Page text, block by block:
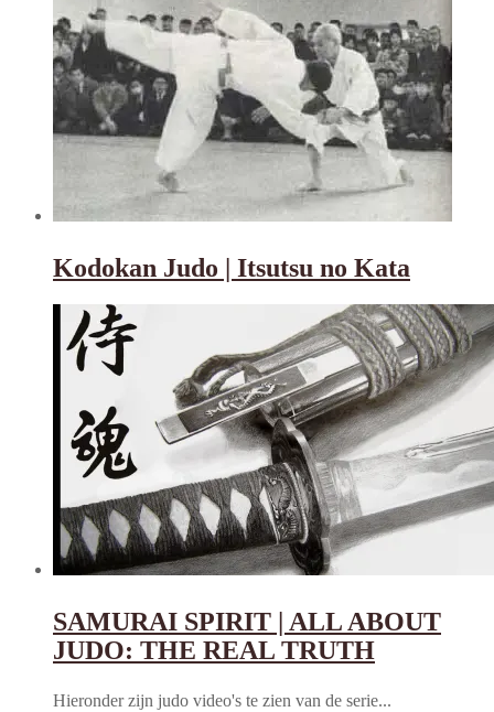
Kodokan Judo | Itsutsu no Kata
SAMURAI SPIRIT | ALL ABOUT
JUDO: THE REAL TRUTH
Hieronder zijn judo video's te zien van de serie...